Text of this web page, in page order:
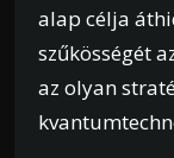
alap célja
szűkösségét
az olyan